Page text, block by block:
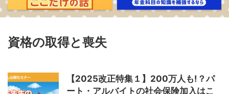
資格の取得と喪失
【2025改正特集１】200万人も!？パ
ート・アルバイトの社会保険加入はこ